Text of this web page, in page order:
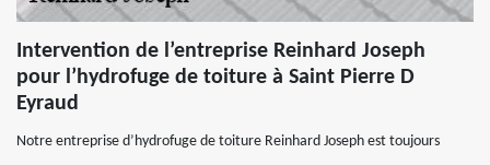
Intervention de l’entreprise Reinhard Joseph
pour l’hydrofuge de toiture à Saint Pierre D
Eyraud
Notre entreprise d’hydrofuge de toiture Reinhard Joseph est toujours